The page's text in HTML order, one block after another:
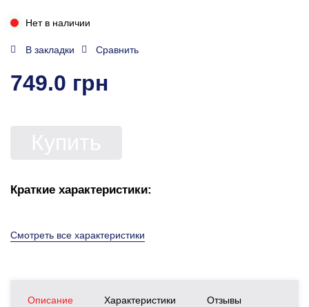
Нет в наличии
В закладки Сравнить
749.0 грн
Краткие характеристики:
Смотреть все характеристики
Описание Характеристики Отзывы